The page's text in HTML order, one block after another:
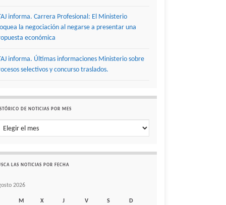
informa. Carrera Profesional: El Ministerio
la negociación al negarse a presentar una
económica
informa. Últimas informaciones Ministerio sobre
selectivos y concurso traslados.
DE NOTICIAS POR MES
de noticias por mes
LAS NOTICIAS POR FECHA
2026
M X J V S
D